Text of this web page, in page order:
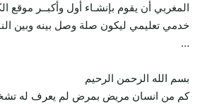
المغربي أن يقوم بإنشـاء أول وأكبــر موقع
خدمي تعليمي ليكون صلة وصل بينه وبين
…
بسم الله الرحمن الرحيم
كم من انسان مريض بمرض لم يعرف له